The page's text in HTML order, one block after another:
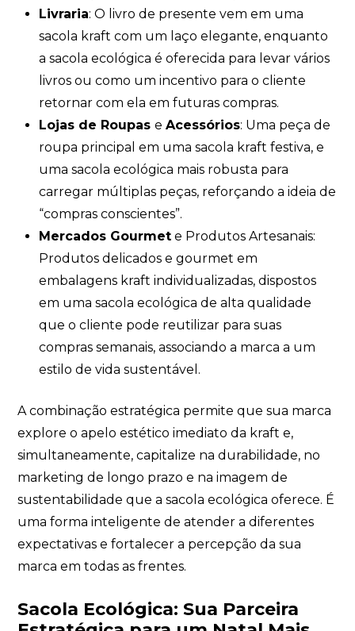
Livraria: O livro de presente vem em uma
sacola kraft com um laço elegante, enquanto
a sacola ecológica é oferecida para levar vários
livros ou como um incentivo para o cliente
retornar com ela em futuras compras.
Lojas de Roupas e Acessórios: Uma peça de
roupa principal em uma sacola kraft festiva, e
uma sacola ecológica mais robusta para
carregar múltiplas peças, reforçando a ideia de
“compras conscientes”.
Mercados Gourmete Produtos Artesanais:
Produtos delicados e gourmet em
embalagens kraft individualizadas, dispostos
em uma sacola ecológica de alta qualidade
que o cliente pode reutilizar para suas
compras semanais, associando a marca a um
estilo de vida sustentável.
A combinação estratégica permite que sua marca
explore o apelo estético imediato da kraft e,
simultaneamente, capitalize na durabilidade, no
marketing de longo prazo e na imagem de
sustentabilidade que a sacola ecológica oferece. É
uma forma inteligente de atender a diferentes
expectativas e fortalecer a percepção da sua
marca em todas as frentes.
Sacola Ecológica: Sua Parceira